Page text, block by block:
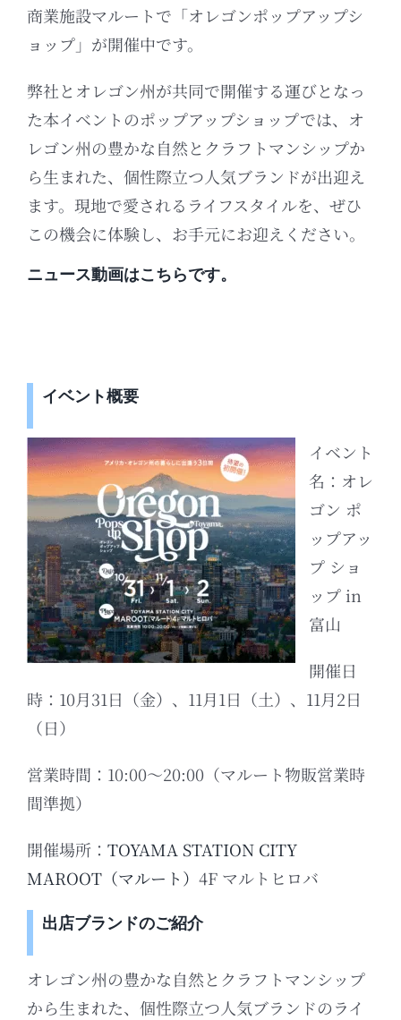
商業施設マルートで「オレゴンポップアップシ
ョップ」が開催中です。
弊社とオレゴン州が共同で開催する運びとなっ
た本イベントのポップアップショップでは、オ
レゴン州の豊かな自然とクラフトマンシップか
ら生まれた、個性際立つ人気ブランドが出迎え
ます。現地で愛されるライフスタイルを、ぜひ
この機会に体験し、お手元にお迎えください。
ニュース動画はこちらです。
イベント概要
イベント
名：オレ
ゴン ポ
ップアッ
プ ショ
ップ in
富山
開催日
時：10月31日（金）、11月1日（土）、11月2日
（日）
営業時間：10:00～20:00（マルート物販営業時
間準拠）
開催場所： TOYAMA STATION CITY
MAROOT（マルート） 4F マルトヒロバ
出店ブランドのご紹介
オレゴン州の豊かな自然とクラフトマンシップ
から生まれた、個性際立つ人気ブランドのライ